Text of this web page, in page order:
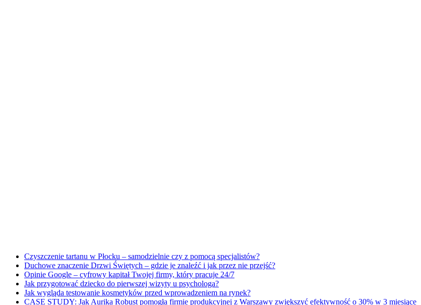
Czyszczenie tartanu w Płocku – samodzielnie czy z pomocą specjalistów?
Duchowe znaczenie Drzwi Świętych – gdzie je znaleźć i jak przez nie przejść?
Opinie Google – cyfrowy kapitał Twojej firmy, który pracuje 24/7
Jak przygotować dziecko do pierwszej wizyty u psychologa?
Jak wygląda testowanie kosmetyków przed wprowadzeniem na rynek?
CASE STUDY: Jak Aurika Robust pomogła firmie produkcyjnej z Warszawy zwiększyć efektywność o 30% w 3 miesiące